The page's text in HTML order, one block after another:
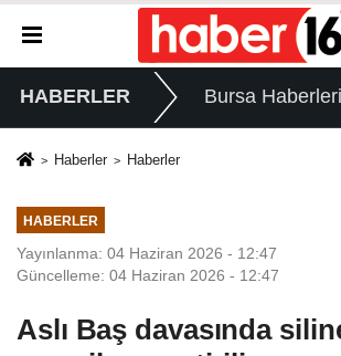
HABERLER Bursa Haberleri
Haberler Haberler
HABERLER
Yayınlanma: 04 Haziran 2026 - 12:47
Güncelleme: 04 Haziran 2026 - 12:47
Aslı Baş davasında